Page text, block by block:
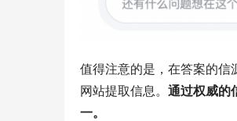
值得注意的是，在答案的信
网站提取信息。 通过权威的
一。